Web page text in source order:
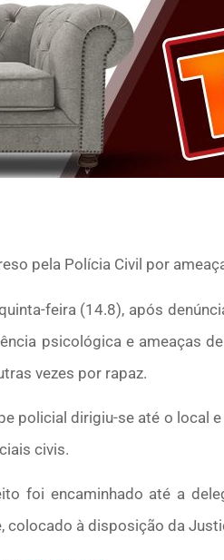
pela Polícia Civil por
feira (14.8), após
psicológica e ameaças
vezes por rapaz.
policial dirigiu-se até o local
civis.
foi encaminhado até a
colocado à disposição da